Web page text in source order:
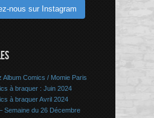
nous sur Instagram
Album Comics / Momie Paris
à braquer : Juin 2024
à braquer Avril 2024
Semaine du 26 Décembre